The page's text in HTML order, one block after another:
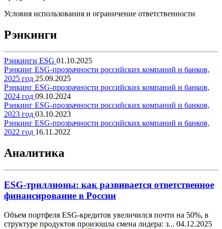
Условия использования и ограничение ответственности
Рэнкинги
Рэнкинги ESG 01.10.2025
Рэнкинг ESG-прозрачности российских компаний и банков,
2025 год 25.09.2025
Рэнкинг ESG-прозрачности российских компаний и банков,
2024 год 09.10.2024
Рэнкинг ESG-прозрачности российских компаний и банков,
2023 год 03.10.2023
Рэнкинг ESG-прозрачности российских компаний и банков,
2022 год 16.11.2022
Аналитика
ESG-триллионы: как развивается ответственное
финансирование в России
Объем портфеля ESG-кредитов увеличился почти на 50%, в
структуре продуктов произошла смена лидера: з... 04.12.2025